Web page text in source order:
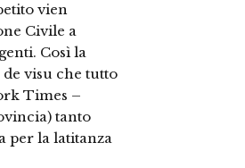
vien
Civile a
Così la
visu che tutto
Times –
tanto
per la latitanza